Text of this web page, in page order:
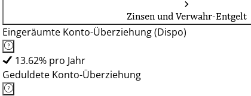
Zinsen und Verwahr-Entgelt
Eingeräumte Konto-Überziehung (Dispo)
13.62% pro Jahr
Geduldete Konto-Überziehung